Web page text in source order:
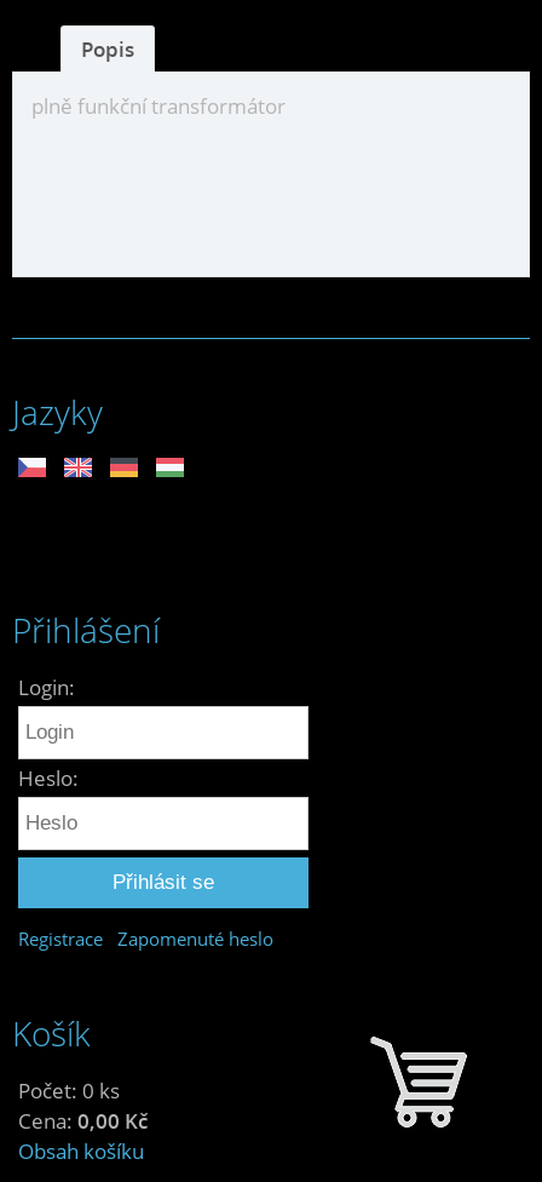
Popis
plně funkční transformátor
Jazyky
Přihlášení
Login:
Heslo:
Registrace Zapomenuté heslo
Košík
Počet: 0 ks
Cena: 0,00 Kč
Obsah košíku